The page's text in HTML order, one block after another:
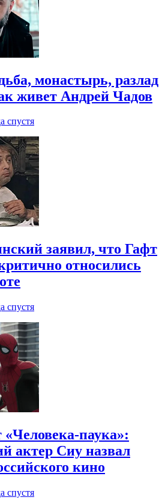
монастырь, разлад
живет Андрей Чадов
спустя
заявил, что Гафт
относились
спустя
паука»:
актер Сиу назвал
кино
спустя